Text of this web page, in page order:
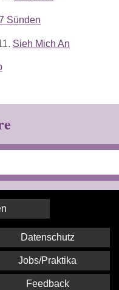
Sünden
Sieh Mich An
Datenschutz
Jobs/Praktika
Feedback